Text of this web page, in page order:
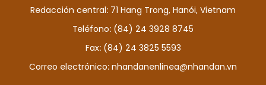
DEPORTES
VIAJES
PUENTE DE AMISTAD
Redacción central: 71 Hang Trong, Hanói, Vietnam
Teléfono: (84) 24 3928 8745
Fax: (84) 24 3825 5593
Correo electrónico: nhandanenlinea@nhandan.vn